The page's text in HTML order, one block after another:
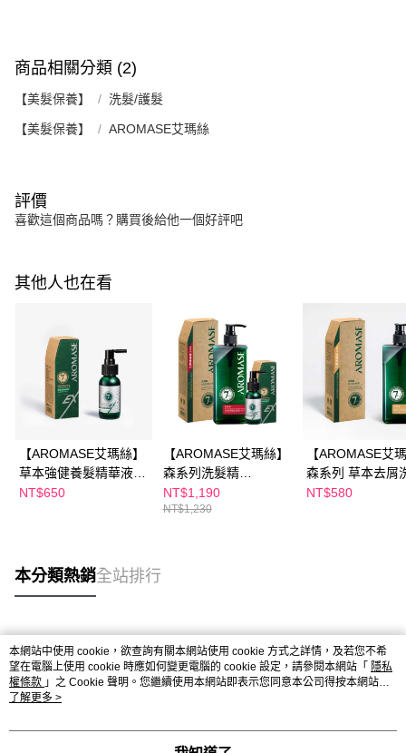
商品相關分類 (2)
【美髮保養】 洗髮/護髮
【美髮保養】 AROMASE艾瑪絲
評價
喜歡這個商品嗎？購買後給他一個好評吧
其他人也在看
【AROMASE艾瑪絲】
草本強健養髮精華液
EX進階版 40mL（有
NT$650
【AROMASE艾瑪絲】
森系列洗髮精
400mL(5α高效控油/草
本去屑/玫瑰強健豐
NT$1,190
NT$1,230
【AROMASE艾
森系列 草本去屑
精 400mL
NT$580
本分類熱銷全站排行
熱門標籤
本網站中使用 cookie，欲查詢有關本網站使用 cookie 方式之詳情，及若您不希
望在電腦上使用 cookie 時應如何變更電腦的 cookie 設定，請參閱本網站「 隱私
權條款 」之 Cookie 聲明。您繼續使用本網站即表示您同意本公司得按本網站使
用條款之 Cookie 聲明使用 cookie。
了解更多 >